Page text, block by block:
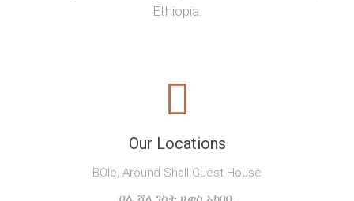
Ethiopia.
Our Locations
BOle, Around Shall Guest House